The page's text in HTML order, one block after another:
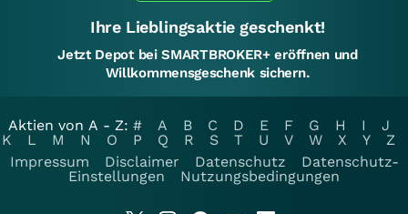
Ihre Lieblingsaktie geschenkt!
Jetzt Depot bei SMARTBROKER+ eröffnen und
Willkommensgeschenk sichern.
Aktien von A - Z: # A B C D E F G H I
J
K
L M N O P Q R S T U V W X Y
Z
Impressum
Disclaimer Datenschutz
Datenschutz-
Einstellungen
Nutzungsbedingungen